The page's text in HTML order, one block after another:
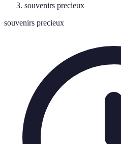
souvenirs precieux
souvenirs precieux